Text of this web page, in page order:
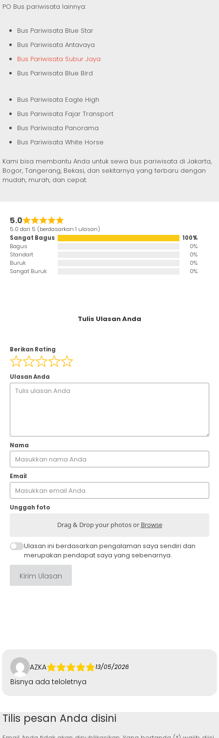
PO Bus pariwisata lainnya:
Bus Pariwisata Blue Star
Bus Pariwisata Antavaya
Bus Pariwisata Subur Jaya
Bus Pariwisata Blue Bird
Bus Pariwisata Eagle High
Bus Pariwisata Fajar Transport
Bus Pariwisata Panorama
Bus Pariwisata White Horse
Kami bisa membantu Anda untuk sewa bus pariwisata di Jakarta,
Bogor, Tangerang, Bekasi, dan sekitarnya yang terbaru dengan
mudah, murah, dan cepat.
5.0
5.0 dari 5 (berdasarkan 1 ulasan)
Sangat Bagus
100%
Bagus
0%
Standart
0%
Buruk
0%
Sangat Buruk
0%
Tulis Ulasan Anda
Berikan Rating
Ulasan Anda
Nama
Email
Unggah foto
Drag & Drop your photos or Browse
Ulasan ini berdasarkan pengalaman saya sendiri dan
merupakan pendapat saya yang sebenarnya.
Kirim Ulasan
AZKA 13/05/2026
Bisnya ada teloletnya
Tilis pesan Anda disini